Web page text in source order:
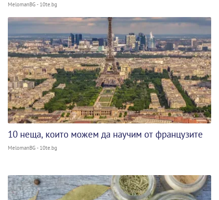
MelomanBG - 10te.bg
10 неща, които можем да научим от французите
MelomanBG - 10te.bg